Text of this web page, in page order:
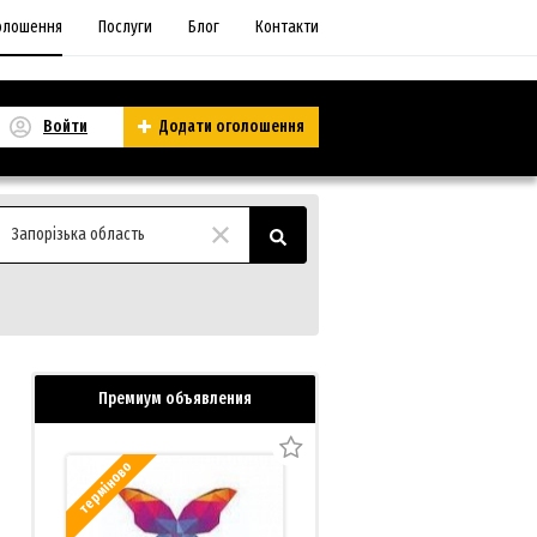
Послуги Блог Контакти
Войти Додати оголошення
Запорізька область
Премиум объявления
терміново